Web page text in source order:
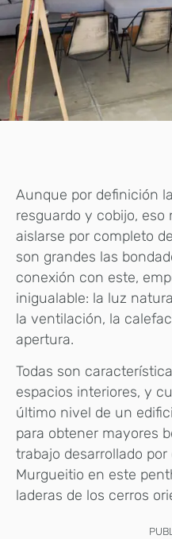
Aunque por definición
resguardo y cobijo,
aislarse por completo
son grandes las
conexión con este,
inigualable: la luz
la ventilación, la
apertura.
Todas son
espacios interiores, y
último nivel de un
para obtener mayores
trabajo desarrollado
Murgueitio en este
laderas de los cerros